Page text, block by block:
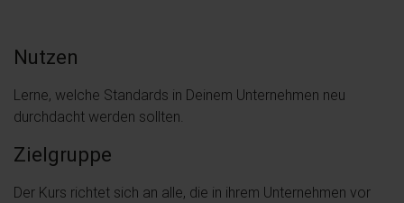
Nutzen
Lerne, welche Standards in Deinem Unternehmen neu
durchdacht werden sollten.
Zielgruppe
Der Kurs richtet sich an alle, die in ihrem Unternehmen vor